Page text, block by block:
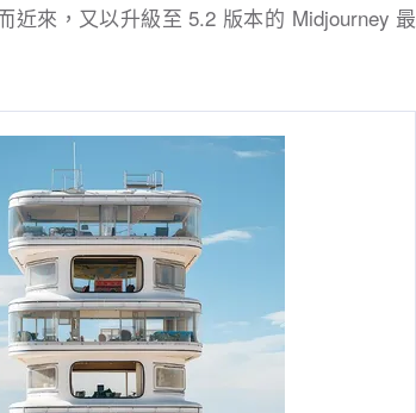
來，又以升級至 5.2 版本的 Midjourney 最